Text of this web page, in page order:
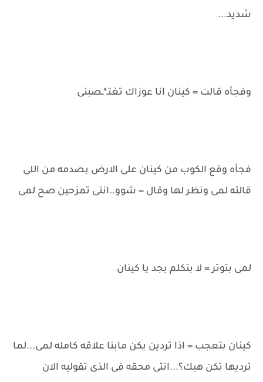
شديد...
وفجأه قالت = كينان انا عوزاك تغتـ*ـصبنى
فجأه وقع الكوب من كينان على الارض بصدمه من اللى
قالته لمى ونظر لها وقال = شوو..انتى تمزحين صح لمى
لمى بتوتر = لا بتكلم بجد يا كينان
كينان بتعجب = اذا تردين يكن مابنا علاقه كامله لمى...لما
ترديها تكن هيك؟...انتى محقه فى الذى تقوليه الان